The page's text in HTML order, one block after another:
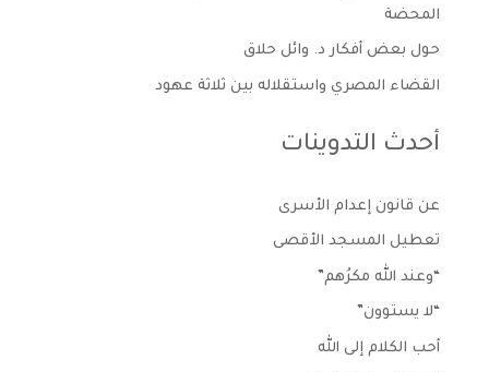
المحضة
حول بعض أفكار د. وائل حلاق
القضاء المصري واستقلاله بين ثلاثة عهود
أحدث التدوينات
عن قانون إعدام الأسرى
تعطيل المسجد الأقصى
“وعند الله مكرُهم”
“لا يستوون”
أحب الكلام إلى الله